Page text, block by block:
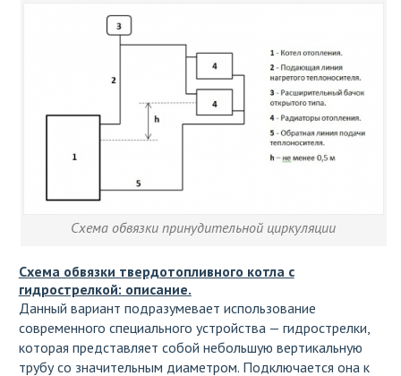
Схема обвязки принудительной циркуляции
Схема обвязки твердотопливного котла с
гидрострелкой: описание.
Данный вариант подразумевает использование
современного специального устройства — гидрострелки,
которая представляет собой небольшую вертикальную
трубу со значительным диаметром. Подключается она к